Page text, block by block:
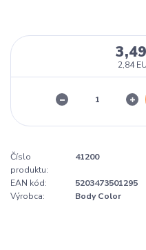
2,84
Číslo
produktu:
41200
EAN kód:
5203473501295
Výrobca:
Body Color